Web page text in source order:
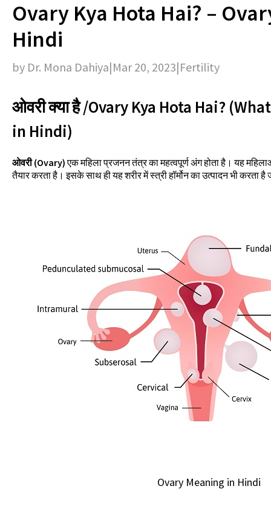
Ovary Kya Hota Hai? –
Hindi
by Dr. Mona Dahiya|Mar 20, 2023|Fertility
ओवरी क्या है /Ovary Kya Hota Hai?
in Hindi)
ओवरी (Ovary)एक महिला प्रजनन तंत्र का महत्वपूर्ण अंग होता है। यह
तैयार करता है। इसके साथ ही यह शरीर में स्त्री हॉर्मोन का उत्पादन भी
Ovary Meaning in Hindi